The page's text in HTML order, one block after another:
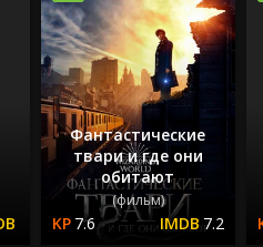
Фантастические
твари и где они
обитают
(фильм)
7.6 7.2